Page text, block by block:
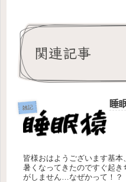
関連記事
雑記 睡
皆様おはようございます基本
暑くなってきたのですぐ起
がしません…なぜかって！？